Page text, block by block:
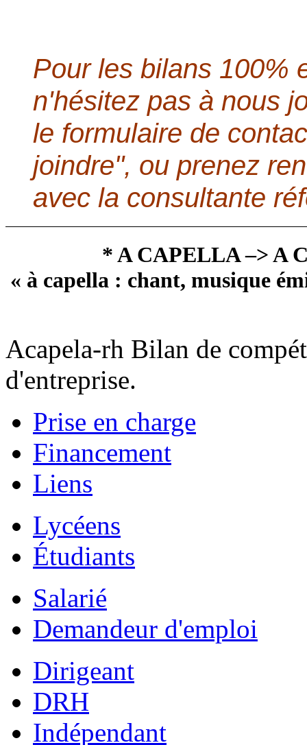
Pour les bilans 100%
n'hésitez pas à nous
le formulaire de
joindre", ou prenez
avec la consultante
* A CAPELLA –> A
« à capella : chant, musique
Acapela-rh Bilan de
d'entreprise.
Prise en charge
Financement
Liens
Lycéens
Étudiants
Salarié
Demandeur d'emploi
Dirigeant
DRH
Indépendant